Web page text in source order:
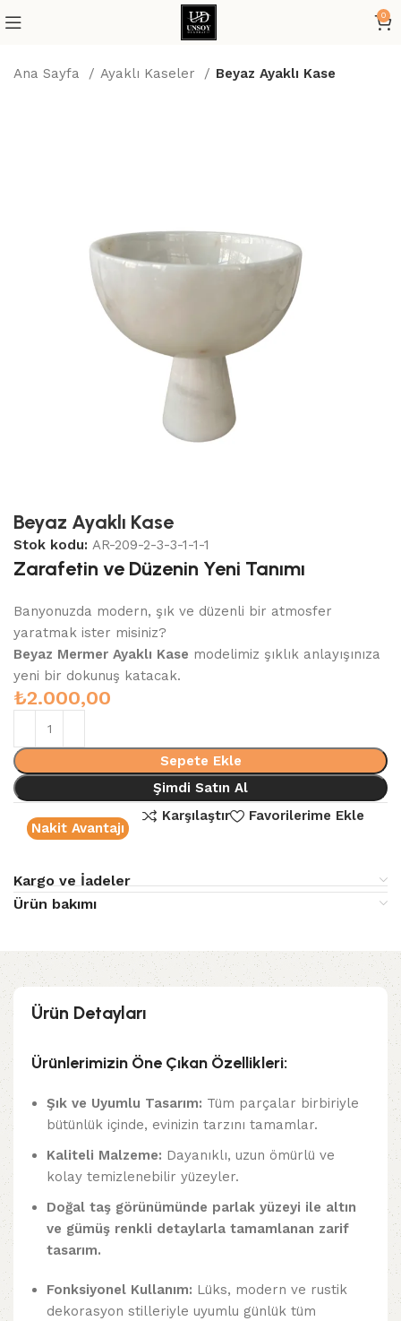
0
Ana Sayfa Ayaklı Kaseler Beyaz Ayaklı Kase
Beyaz Ayaklı Kase
Stok kodu:AR-209-2-3-3-1-1-1
Zarafetin ve Düzenin Yeni Tanımı
Banyonuzda modern, şık ve düzenli bir atmosfer
yaratmak ister misiniz?
Beyaz Mermer Ayaklı Kase modelimiz şıklık anlayışınıza
yeni bir dokunuş katacak.
₺2.000,00
Sepete Ekle
Şimdi Satın Al
Nakit Avantajı
Karşılaştır Favorilerime Ekle
Kargo ve İadeler
Ürün bakımı
Ürün Detayları
Ürünlerimizin Öne Çıkan Özellikleri:
Şık ve Uyumlu Tasarım: Tüm parçalar birbiriyle
bütünlük içinde, evinizin tarzını tamamlar.
Kaliteli Malzeme: Dayanıklı, uzun ömürlü ve
kolay temizlenebilir yüzeyler.
Doğal taş görünümünde parlak yüzeyi ile altın
ve gümüş renkli detaylarla tamamlanan zarif
tasarım.
Fonksiyonel Kullanım: Lüks, modern ve rustik
dekorasyon stilleriyle uyumlu günlük tüm